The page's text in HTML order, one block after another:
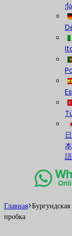
日
本
語
Главная>
пробка